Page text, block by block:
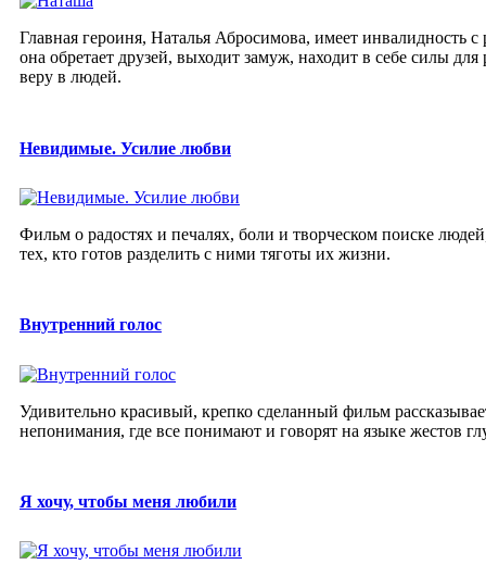
Главная героиня, Наталья Абросимова, имеет инвалидность
она обретает друзей, выходит замуж, находит в себе силы
веру в людей.
Невидимые. Усилие любви
Фильм о радостях и печалях, боли и творческом поиске
тех, кто готов разделить с ними тяготы их жизни.
Внутренний голос
Удивительно красивый, крепко сделанный фильм
непонимания, где все понимают и говорят на языке жестов
Я хочу, чтобы меня любили